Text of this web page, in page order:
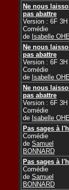
Ne nous
pas abattre
Version : 6F 3H
Comédie
de Isabelle
Ne nous
pas abattre
Version : 6F 3H
Comédie
de Isabelle
Ne nous
pas abattre
Version : 6F 3H
Comédie
de Isabelle
Pas sages à
Comédie
de Samuel
BONNARD
Pas sages à
Comédie
de Samuel
BONNARD